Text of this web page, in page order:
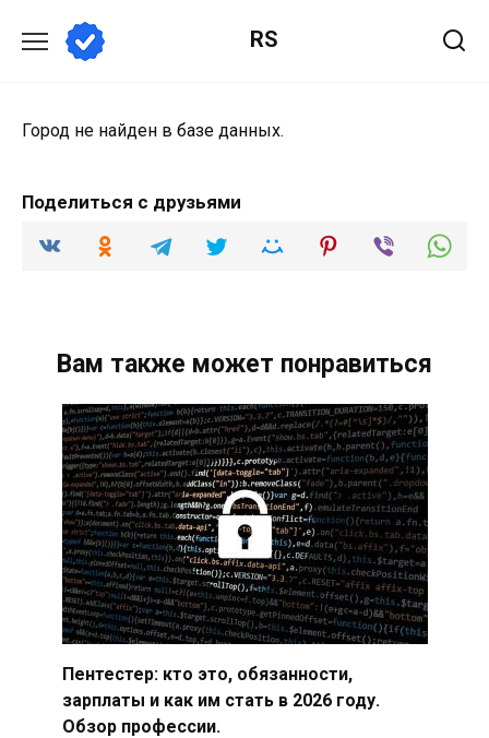
содержанию
RS
Город не найден в базе данных.
Поделиться с друзьями
Вам также может понравиться
Пентестер: кто это, обязанности,
зарплаты и как им стать в 2026 году.
Обзор профессии.